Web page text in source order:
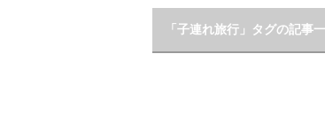
「子連れ旅行」タグの記事